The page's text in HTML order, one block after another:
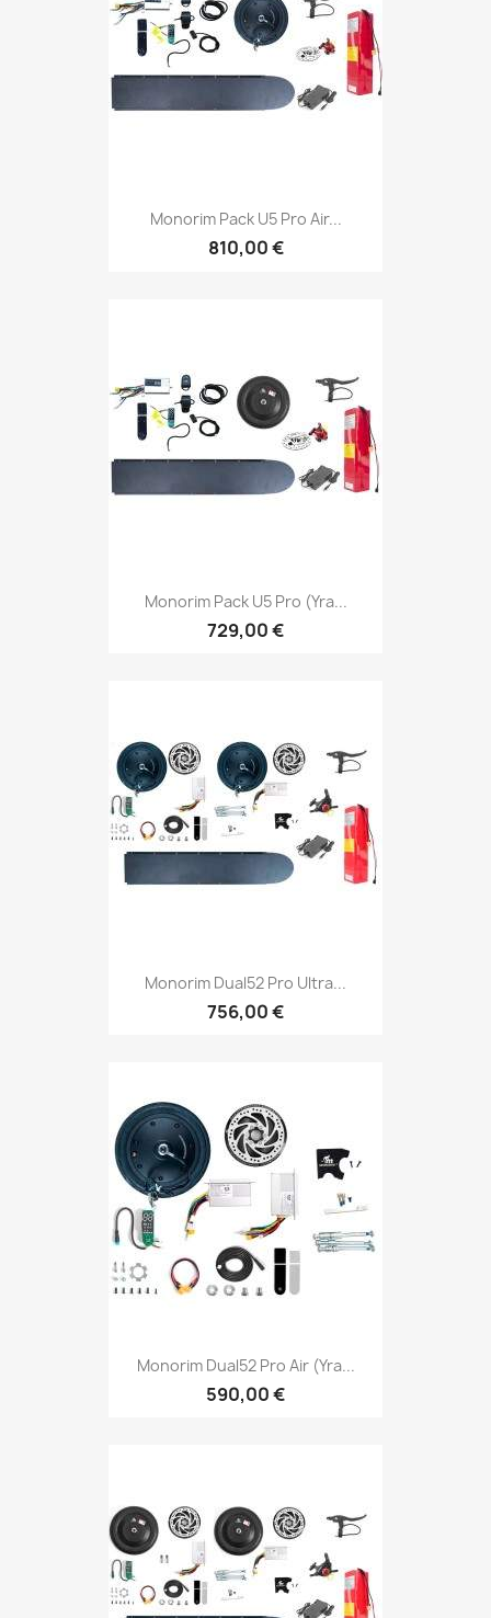
Monorim Pack U5 Pro Air...
810,00 €
Monorim Pack U5 Pro (yra...
729,00 €
Monorim Dual52 Pro Ultra...
756,00 €
Monorim Dual52 Pro Air (yra...
590,00 €